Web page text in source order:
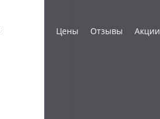
Цены Отзывы Акции